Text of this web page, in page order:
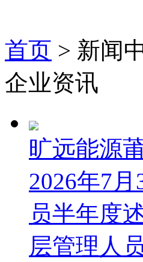
首页 > 新闻
企业资讯
旷远能源
2026年7
员半年度
层管理人